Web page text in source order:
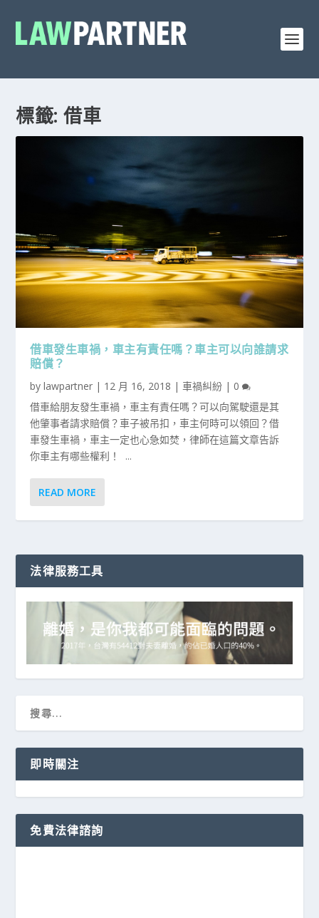
標籤: 借車
借車發生車禍，車主有責任嗎？車主可以向誰請求
賠償？
bylawpartner | 12 月 16, 2018 |車禍糾紛 | 0
借車給朋友發生車禍，車主有責任嗎？可以向駕駛還是其
他肇事者請求賠償？車子被吊扣，車主何時可以領回？借
車發生車禍，車主一定也心急如焚，律師在這篇文章告訴
你車主有哪些權利！ ...
READ MORE
法律服務工具
即時關注
免費法律諮詢